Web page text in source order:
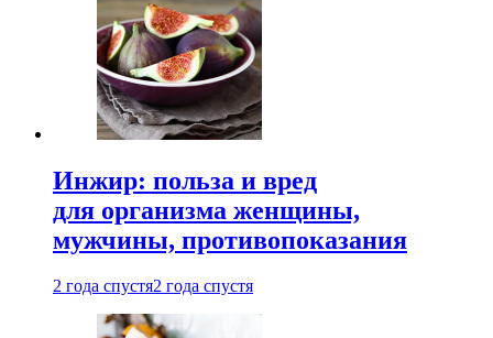
Инжир: польза и вред
для организма женщины,
мужчины, противопоказания
2 года спустя2 года спустя